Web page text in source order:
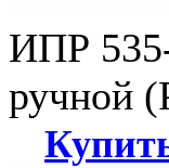
ИПР
ручной